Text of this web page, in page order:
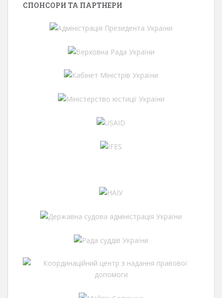
СПОНСОРИ ТА ПАРТНЕРИ